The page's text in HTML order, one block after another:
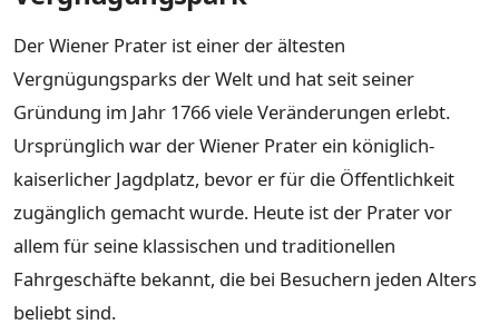
Der Wiener Prater ist einer der ältesten
Vergnügungsparks der Welt und hat seit seiner
Gründung im Jahr 1766 viele Veränderungen erlebt.
Ursprünglich war der Wiener Prater ein königlich-
kaiserlicher Jagdplatz, bevor er für die Öffentlichkeit
zugänglich gemacht wurde. Heute ist der Prater vor
allem für seine klassischen und traditionellen
Fahrgeschäfte bekannt, die bei Besuchern jeden Alters
beliebt sind.